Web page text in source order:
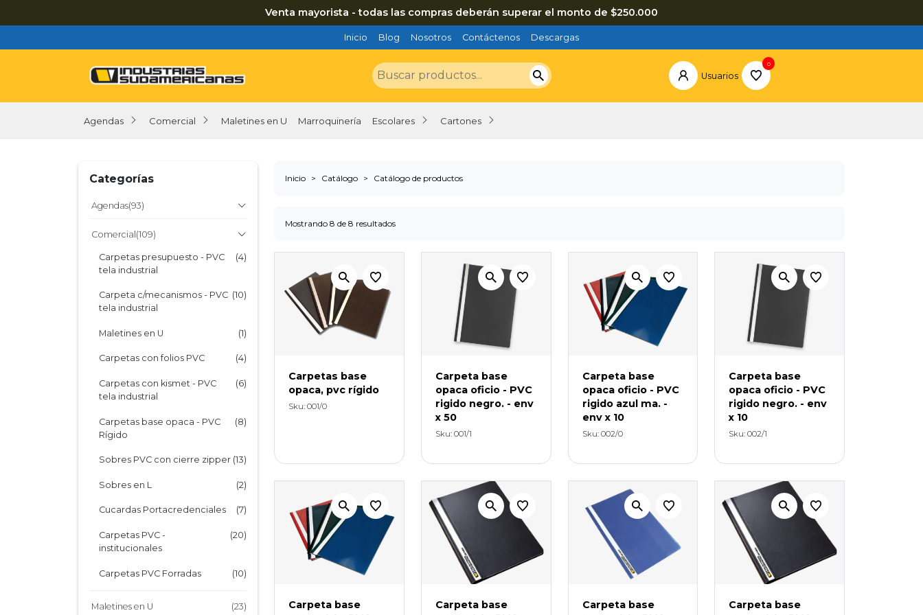
Venta mayorista - todas las compras deberán superar el monto de $250.000
Inicio Blog Nosotros Contáctenos Descargas
Usuarios
0
Agendas Comercial Maletines en U Marroquinería Escolares Cartones
Categorías
Agendas(93)
Agendas con Cierre
Agendas Tapa Simple (40)
Línea Premium Cuero
Cartone Fantasía Anillada (1)
Cartone Fantasía Espiralada (1)
Repuestos e Índices (15)
Comercial (109)
Carpetas presupuesto - PVC
tela industrial
(4)
Carpeta c/mecanismos - PVC
tela industrial
(10)
Maletines en U (1)
Carpetas con folios PVC (4)
Carpetas con kismet - PVC
tela industrial
(6)
Carpetas base opaca - PVC
Rígido
(8)
Sobres PVC con cierre zipper (13)
Sobres en L (2)
Cucardas Portacredenciales (7)
Carpetas PVC -
institucionales
(20)
Carpetas PVC Forradas (10)
Maletines en U (23)
Inicio Catálogo Catálogo de productos
Mostrando 8 de 8 resultados
Carpetas base
opaca, pvc rígido
Sku: 001/0
Carpeta base
opaca oficio - PVC
rigido negro. - env
x 50
Sku: 001/1
Carpeta base
opaca oficio - PVC
rigido azul ma. -
env x 10
Sku: 002/0
Carpeta base
opaca oficio - PVC
rigido negro. - env
x 10
Sku: 002/1
Carpeta base
Carpeta base
Carpeta base
Carpeta base